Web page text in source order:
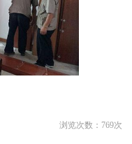
浏览次数： 769次